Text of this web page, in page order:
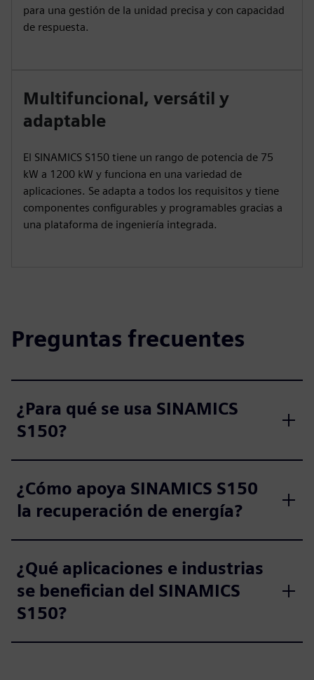
para una gestión de la unidad precisa y con capacidad
de respuesta.
Multifuncional, versátil y
adaptable
El SINAMICS S150 tiene un rango de potencia de 75
kW a 1200 kW y funciona en una variedad de
aplicaciones. Se adapta a todos los requisitos y tiene
componentes configurables y programables gracias a
una plataforma de ingeniería integrada.
Preguntas frecuentes
¿Para qué se usa SINAMICS
S150?
¿Cómo apoya SINAMICS S150
la recuperación de energía?
¿Qué aplicaciones e industrias
se benefician del SINAMICS
S150?